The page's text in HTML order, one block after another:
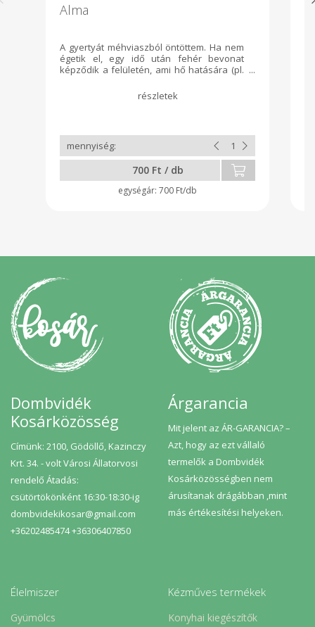
Alma
A gyertyát méhviaszból öntöttem. Ha nem
égetik el, egy idő után fehér bevonat
képződik a felületén, ami hő hatására (pl.
700 Ft / db
700 Ft/db
Dombvidék
Kosárközösség
Címünk: 2100, Gödöllő, Kazinczy
Krt. 34. - volt Városi Állatorvosi
rendelő Átadás:
csütörtökönként 16:30-18:30-ig
dombvidekikosar@gmail.com
+36202485474 +36306407850
Árgarancia
Mit jelent az ÁR-GARANCIA? –
Azt, hogy az ezt vállaló
termelők a Dombvidék
Kosárközösségben nem
árusítanak drágábban ,mint
más értékesítési helyeken.
Élelmiszer
Gyümölcs
Kézműves termékek
Konyhai kiegészítők